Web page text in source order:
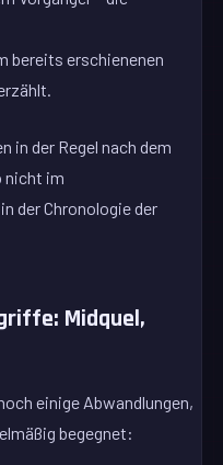
bereits erschienenen
in der Regel nach dem
nicht im
der Chronologie der
Midquel,
einige Abwandlungen,
begegnet: